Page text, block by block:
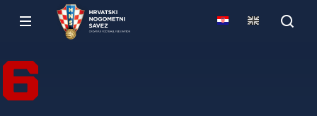
6